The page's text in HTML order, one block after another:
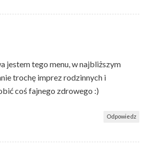
jestem tego menu, w najbliższym
trochę imprez rodzinnych i
coś fajnego zdrowego :)
Odpowiedz